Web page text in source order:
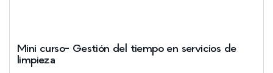
Mini curso- Gestión del tiempo en servicios de
limpieza